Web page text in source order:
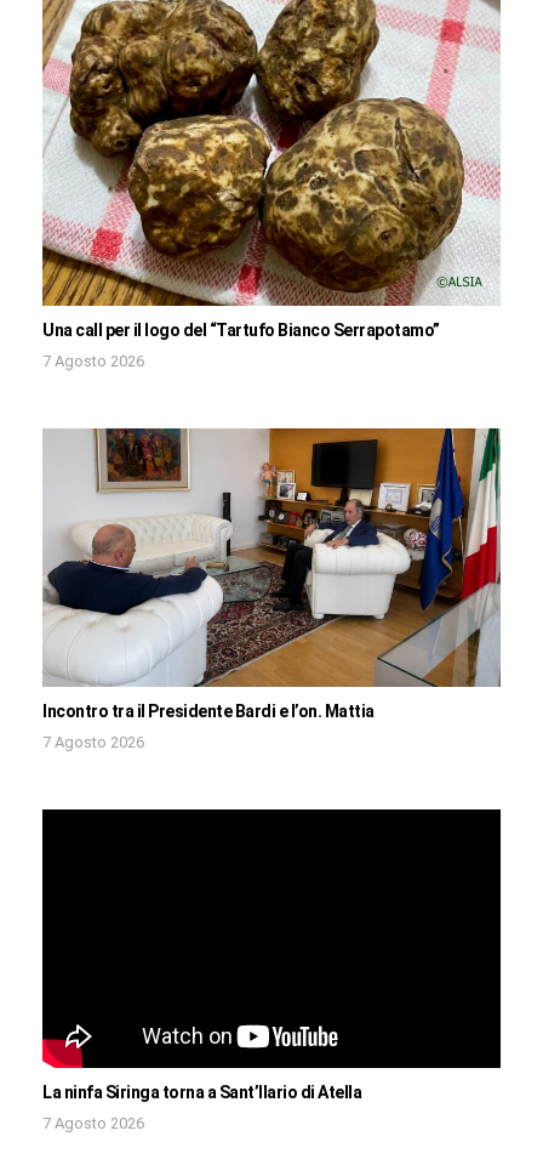
Una call per il logo del “Tartufo Bianco Serrapotamo”
7 Agosto 2026
Incontro tra il Presidente Bardi e l’on. Mattia
7 Agosto 2026
La ninfa Siringa torna a Sant’Ilario di Atella
7 Agosto 2026